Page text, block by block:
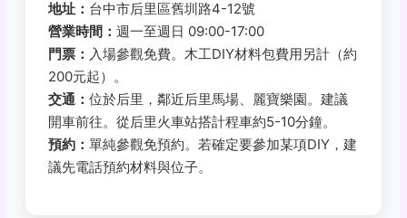
地址： 台中市后里區舊圳路4-12號
營業時間： 週一至週日 09:00-17:00
門票： 入場參觀免費。木工DIY材料包費用另計（約
200元起）。
交通： 位於后里，鄰近后里馬場、麗寶樂園。建議
開車前往。從后里火車站搭計程車約5-10分鐘。
預約： 單純參觀免預約。若確定要參加某項DIY，建
議先電話預約材料與位子。